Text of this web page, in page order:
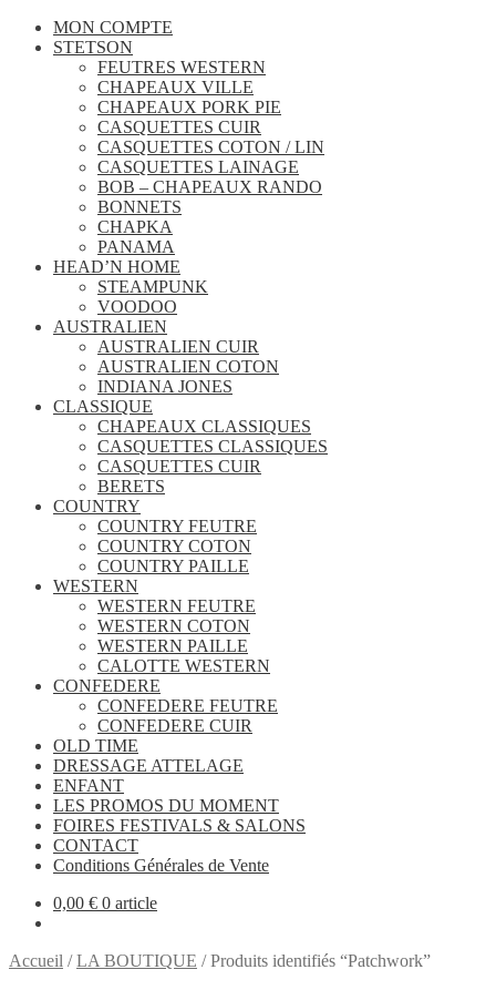
MON COMPTE
STETSON
FEUTRES WESTERN
CHAPEAUX VILLE
CHAPEAUX PORK PIE
CASQUETTES CUIR
CASQUETTES COTON / LIN
CASQUETTES LAINAGE
BOB – CHAPEAUX RANDO
BONNETS
CHAPKA
PANAMA
HEAD’N HOME
STEAMPUNK
VOODOO
AUSTRALIEN
AUSTRALIEN CUIR
AUSTRALIEN COTON
INDIANA JONES
CLASSIQUE
CHAPEAUX CLASSIQUES
CASQUETTES CLASSIQUES
CASQUETTES CUIR
BERETS
COUNTRY
COUNTRY FEUTRE
COUNTRY COTON
COUNTRY PAILLE
WESTERN
WESTERN FEUTRE
WESTERN COTON
WESTERN PAILLE
CALOTTE WESTERN
CONFEDERE
CONFEDERE FEUTRE
CONFEDERE CUIR
OLD TIME
DRESSAGE ATTELAGE
ENFANT
LES PROMOS DU MOMENT
FOIRES FESTIVALS & SALONS
CONTACT
Conditions Générales de Vente
0,00 € 0 article
Accueil /LA BOUTIQUE /Produits identifiés “Patchwork”